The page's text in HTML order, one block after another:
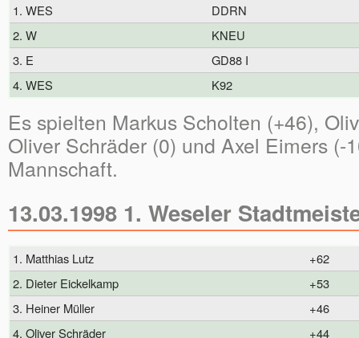
1. WES
DDRN
2. W
KNEU
3. E
GD88 I
4. WES
K92
Es spielten Markus Scholten (+46),
Oliver Schräder (0) und Axel Eimers (-
Mannschaft.
13.03.1998 1. Weseler
1. Matthias Lutz
+62
2. Dieter Eickelkamp
+53
3. Heiner Müller
+46
4. Oliver Schräder
+44